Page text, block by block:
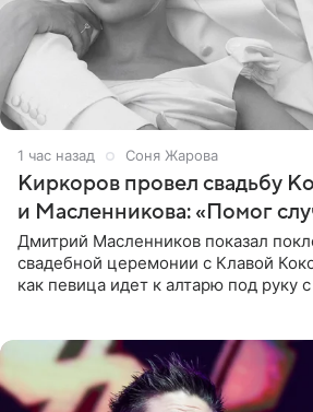
1 час назад Соня Жарова
Киркоров провел свадьбу
и Масленникова: «Помог
Дмитрий Масленников показал
свадебной церемонии с Клавой
как певица идет к алтарю под руку